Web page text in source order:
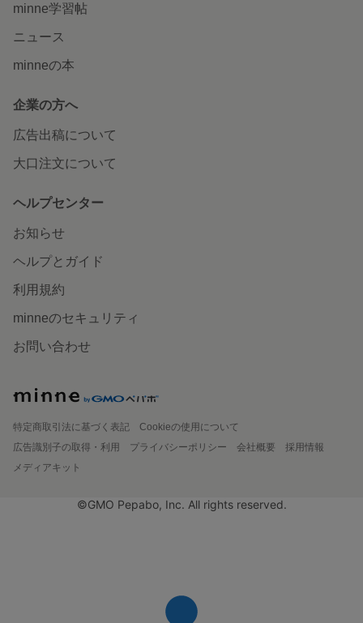
minne学習帖
ニュース
minneの本
企業の方へ
広告出稿について
大口注文について
ヘルプセンター
お知らせ
ヘルプとガイド
利用規約
minneのセキュリティ
お問い合わせ
特定商取引法に基づく表記
Cookieの使用について
広告識別子の取得・利用
プライバシーポリシー 会社概要
採用情報
メディアキット
©GMO Pepabo, Inc. All rights reserved.